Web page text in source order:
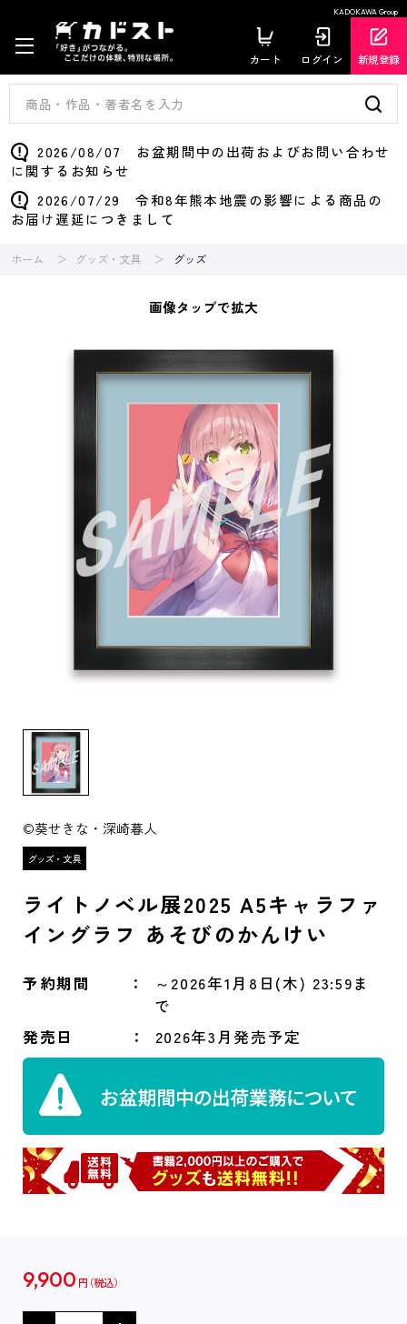
KADOKAWA Group
カート ログイン 新規登録
2026/08/07 お盆期間中の出荷およびお問い合わせ
に関するお知らせ
2026/07/29 令和8年熊本地震の影響による商品の
お届け遅延につきまして
ホーム グッズ・文具 グッズ
画像タップで拡大
©葵せきな・深崎暮人
ライトノベル展2025 A5キャラファ
イングラフ あそびのかんけい
予約期間
～2026年1月8日(木) 23:59ま
で
発売日
2026年3月発売予定
9,900 円